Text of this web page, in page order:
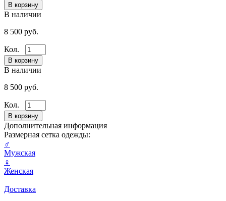
В наличии
8 500 руб.
Кол.
В наличии
8 500 руб.
Кол.
Дополнительная информация
Размерная сетка одежды:
♂
Мужская
♀
Женская
Доставка